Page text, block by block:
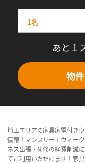
あと１
物
埼玉エリアの家具家電付き
情報！マンスリー＋ウィー
ネス出張・研修の経費削減
てご利用いただけます！家